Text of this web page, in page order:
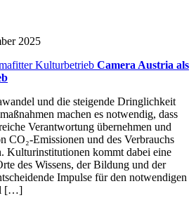
2025
Camera Austria als
und die steigende Dringlichkeit
machen es notwendig, dass
Verantwortung übernehmen und
CO₂-Emissionen und des Verbrauchs
Kulturinstitutionen kommt dabei eine
des Wissens, der Bildung und der
Impulse für den notwendigen
[…]